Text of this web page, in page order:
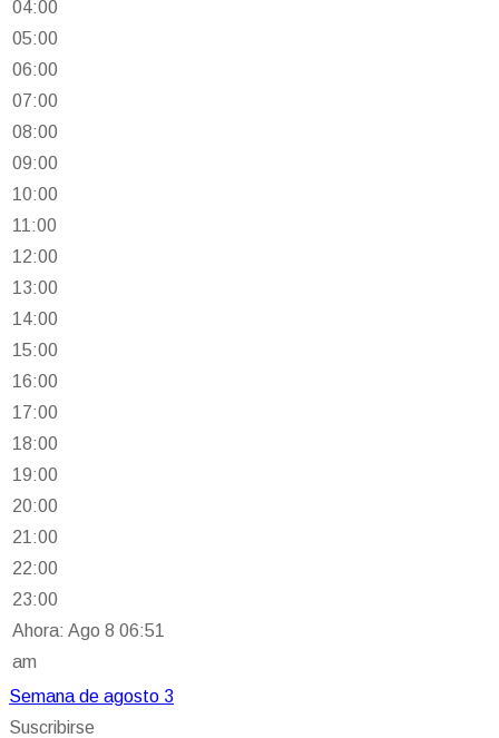
04:00
05:00
06:00
07:00
08:00
09:00
10:00
11:00
12:00
13:00
14:00
15:00
16:00
17:00
18:00
19:00
20:00
21:00
22:00
23:00
Ahora: Ago 8 06:51
am
Semana de agosto 3
Suscribirse